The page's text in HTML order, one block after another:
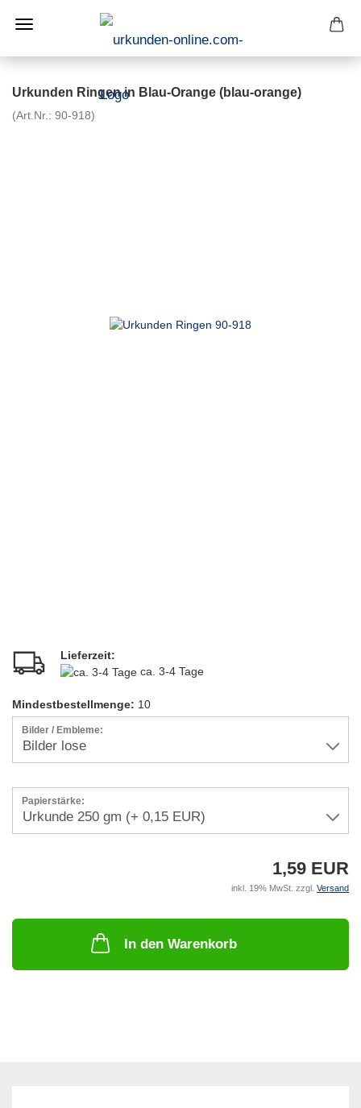
Urkunden Ringen in Blau-Orange (blau-orange)
(Art.Nr.: 90-918)
Lieferzeit:
ca. 3-4 Tage
Mindestbestellmenge: 10
Bilder / Embleme:
Papierstärke:
1,59 EUR
inkl. 19% MwSt. zzgl. Versand
In den Warenkorb